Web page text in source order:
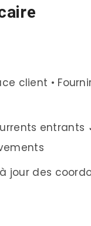
client •
entrants
jour des